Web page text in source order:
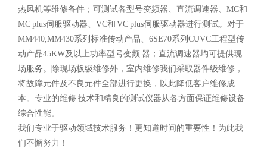
热风机等维修备件；可测试各型号变频器、直流调速器、MC和
MC plus伺服驱动器、VC和 VC plus伺服驱动器进行测试。对于
MM440,MM430系列标准传动产品、6SE70系列CUVC工程型传
动产品45KW及以上功率型号变频 器；直流调速器均可提供现
场服务。除现场板级维修外，室内维修我们采取器件级维修，
将故障元件及不良元件全部进行更换，以此降低客户维修成
本。专业的维修 技术和精良的测试仪器从各方面保证维修设备
综合性能。
我们专业于驱动领域技术服务！更知道时间的重要性！为此我
们不懈努力！